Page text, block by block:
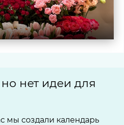
нет идеи для
мы создали календарь